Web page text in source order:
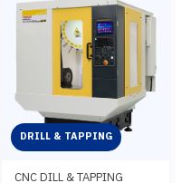
DRILL & TAPPING
CNC DILL & TAPPING